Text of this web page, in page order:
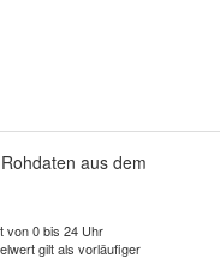
aus dem
von 0 bis 24 Uhr
gilt als vorläufiger